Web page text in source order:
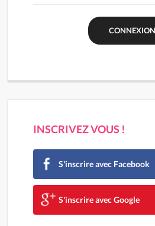
INSCRIVEZ VOUS !
S'inscrire avec Facebook
S'inscrire avec Google